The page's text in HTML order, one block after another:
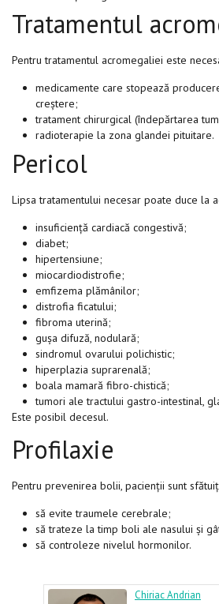
Tratamentul
Pentru tratamentul acromegaliei este
medicamente care stopează
creștere;
tratament chirurgical (îndepărtarea
radioterapie la zona glandei pituitare.
Pericol
Lipsa tratamentului necesar poate duce la
insuficiență cardiacă congestivă;
diabet;
hipertensiune;
miocardiodistrofie;
emfizema plămânilor;
distrofia ficatului;
fibroma uterină;
gușa difuză, nodulară;
sindromul ovarului polichistic;
hiperplazia suprarenală;
boala mamară fibro-chistică;
tumori ale tractului gastro-intestinal,
Este posibil decesul.
Profilaxie
Pentru prevenirea bolii, pacienții sunt
să evite traumele cerebrale;
să trateze la timp boli ale nasului și
să controleze nivelul hormonilor.
Chiriac Andrian